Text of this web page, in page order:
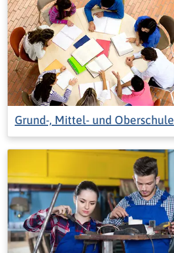
Grund-, Mittel- und Oberschule